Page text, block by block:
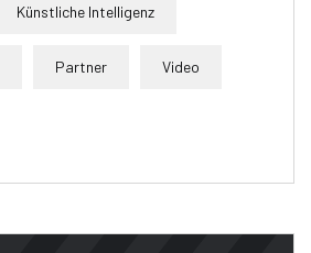
Künstliche Intelligenz
Partner Video